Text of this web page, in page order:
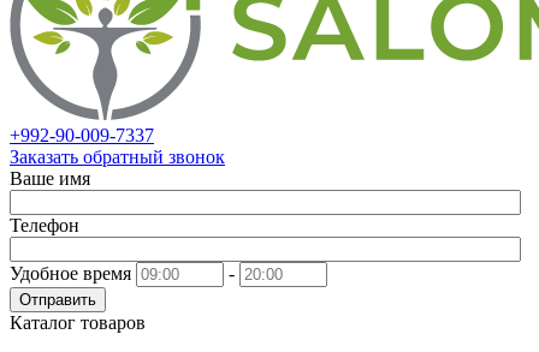
+992-90-009-7337
Заказать обратный звонок
Ваше имя
Телефон
Удобное время -
Отправить
Каталог товаров